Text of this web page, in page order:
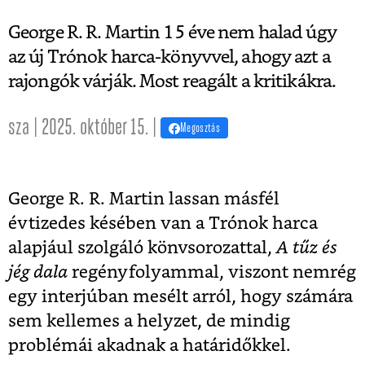
George R. R. Martin 15 éve nem halad úgy
az új Trónok harca-könyvvel, ahogy azt a
rajongók várják. Most reagált a kritikákra.
sza | 2025. október 15. | Megosztás
George R. R. Martin lassan másfél
évtizedes késében van a Trónok harca
alapjául szolgáló könvsorozattal, A tűz és
jég dala regényfolyammal, viszont nemrég
egy interjúban mesélt arról, hogy számára
sem kellemes a helyzet, de mindig
problémái akadnak a határidőkkel.